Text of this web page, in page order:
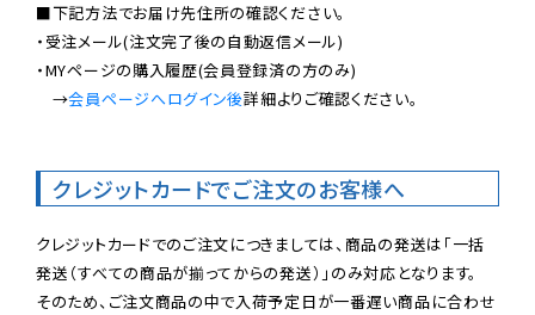
■下記方法でお届け先住所の確認ください。
・受注メール(注文完了後の自動返信メール)
・MYページの購入履歴(会員登録済の方のみ)
→会員ページへログイン後詳細よりご確認ください。
クレジットカードでご注文のお客様へ
クレジットカードでのご注文につきましては、商品の発送は「一括
発送（すべての商品が揃ってからの発送）」のみ対応となります。
そのため、ご注文商品の中で入荷予定日が一番遅い商品に合わせ